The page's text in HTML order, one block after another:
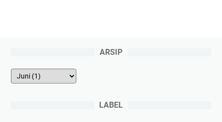
ARSIP
LABEL